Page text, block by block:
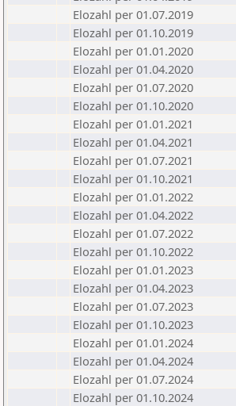
Elozahl per 01.07.2019
Elozahl per 01.10.2019
Elozahl per 01.01.2020
Elozahl per 01.04.2020
Elozahl per 01.07.2020
Elozahl per 01.10.2020
Elozahl per 01.01.2021
Elozahl per 01.04.2021
Elozahl per 01.07.2021
Elozahl per 01.10.2021
Elozahl per 01.01.2022
Elozahl per 01.04.2022
Elozahl per 01.07.2022
Elozahl per 01.10.2022
Elozahl per 01.01.2023
Elozahl per 01.04.2023
Elozahl per 01.07.2023
Elozahl per 01.10.2023
Elozahl per 01.01.2024
Elozahl per 01.04.2024
Elozahl per 01.07.2024
Elozahl per 01.10.2024